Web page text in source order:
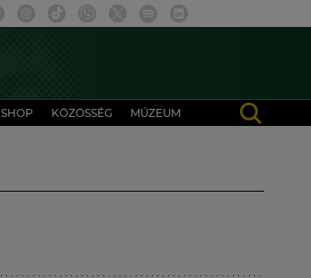
SHOP KÖZÖSSÉG MÚZEUM